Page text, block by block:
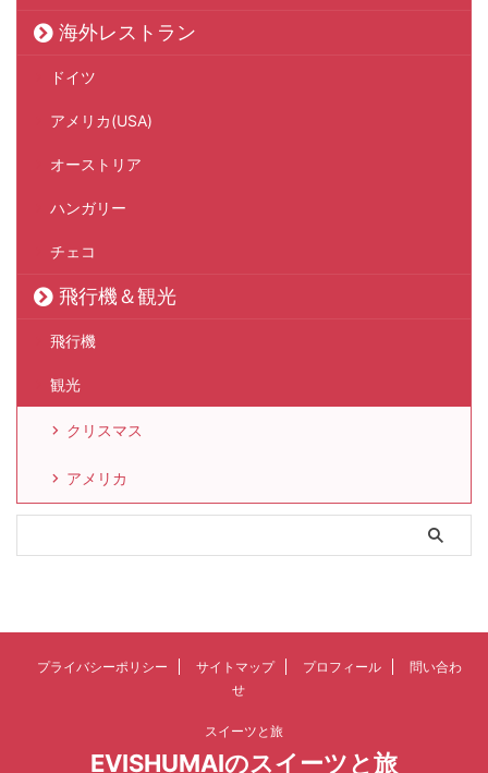
海外レストラン
ドイツ
アメリカ(USA)
オーストリア
ハンガリー
チェコ
飛行機＆観光
飛行機
観光
クリスマス
アメリカ
プライバシーポリシー サイトマップ プロフィール
問い合わ
せ
スイーツと旅
EVISHUMAIのスイーツと旅